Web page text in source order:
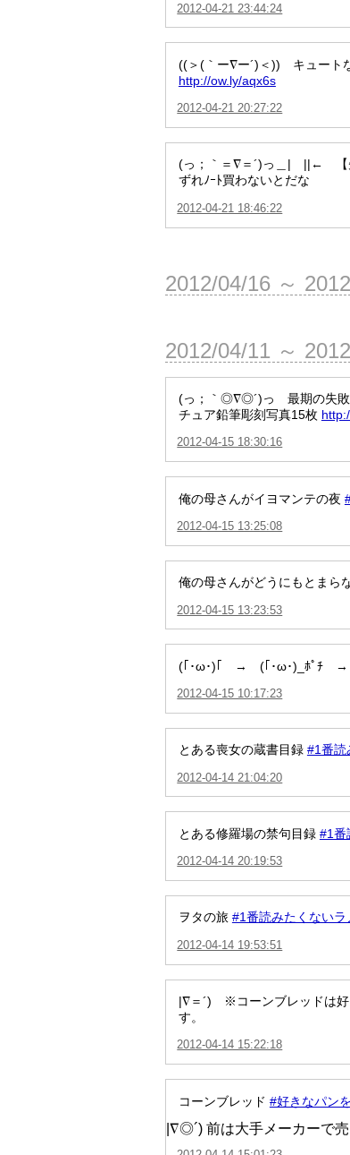
2012-04-21 23:44:24
((＞(｀ー∇ー´)＜)) キュート
http://ow.ly/aqx6s
2012-04-21 20:27:22
(っ；｀＝∇＝´)っ＿| ||← 【先
ずれﾉｰﾄ買わないとだな
2012-04-21 18:46:22
2012/04/16 ～
2012/04/11 ～
(っ；｀◎∇◎´)っ 最期の失敗
チュア鉛筆彫刻写真15枚
2012-04-15 18:30:16
俺の母さんがイヨマンテの夜
2012-04-15 13:25:08
俺の母さんがどうにもとまら
2012-04-15 13:23:53
(｢･ω･)｢ → (｢･ω･)_ﾎﾟﾁ →
2012-04-15 10:17:23
とある喪女の蔵書目録 #1番読
2012-04-14 21:04:20
とある修羅場の禁句目録 #1番
2012-04-14 20:19:53
ヲタの旅 #1番読みたくない
2012-04-14 19:53:51
|∇＝´) ※コーンブレッドは好
す。
2012-04-14 15:22:18
コーンブレッド #好きなパン
|∇◎´) 前は大手メーカーで